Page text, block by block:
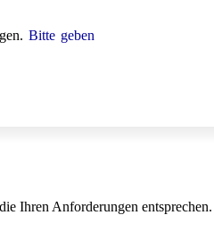
Bitte geben
Ihren Anforderungen entsprechen.